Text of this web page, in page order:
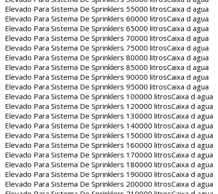
Elevado Para Sistema De Sprinklers 55000 litrosCaixa d agua
Elevado Para Sistema De Sprinklers 60000 litrosCaixa d agua
Elevado Para Sistema De Sprinklers 65000 litrosCaixa d agua
Elevado Para Sistema De Sprinklers 70000 litrosCaixa d agua
Elevado Para Sistema De Sprinklers 75000 litrosCaixa d agua
Elevado Para Sistema De Sprinklers 80000 litrosCaixa d agua
Elevado Para Sistema De Sprinklers 85000 litrosCaixa d agua
Elevado Para Sistema De Sprinklers 90000 litrosCaixa d agua
Elevado Para Sistema De Sprinklers 95000 litrosCaixa d agua
Elevado Para Sistema De Sprinklers 100000 litrosCaixa d agua
Elevado Para Sistema De Sprinklers 120000 litrosCaixa d agua
Elevado Para Sistema De Sprinklers 130000 litrosCaixa d agua
Elevado Para Sistema De Sprinklers 140000 litrosCaixa d agua
Elevado Para Sistema De Sprinklers 150000 litrosCaixa d agua
Elevado Para Sistema De Sprinklers 160000 litrosCaixa d agua
Elevado Para Sistema De Sprinklers 170000 litrosCaixa d agua
Elevado Para Sistema De Sprinklers 180000 litrosCaixa d agua
Elevado Para Sistema De Sprinklers 190000 litrosCaixa d agua
Elevado Para Sistema De Sprinklers 200000 litrosCaixa d agua